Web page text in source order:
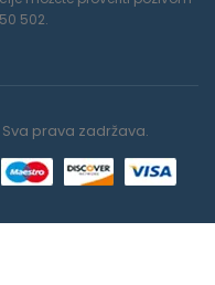
502.
Sva prava zadržava.